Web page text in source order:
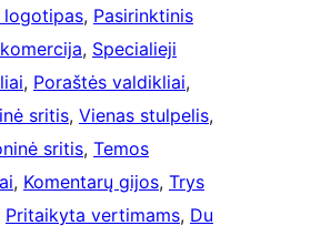
logotipas, Pasirinktinis
, Specialieji
, Poraštės valdikliai
sritis, Vienas stulpelis
sritis, Temos
, Komentarų gijos, Trys
Pritaikyta vertimams, Du